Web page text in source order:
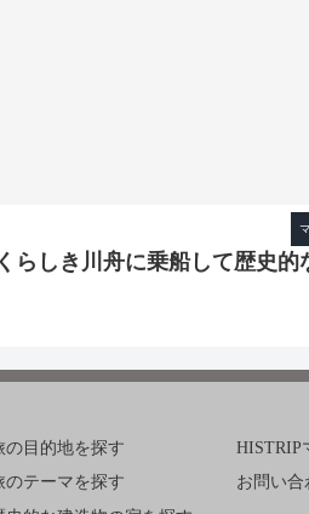
しき川舟に乗船して歴史的
の目的地を探す
のテーマを探す
HISTRIP
お問い合